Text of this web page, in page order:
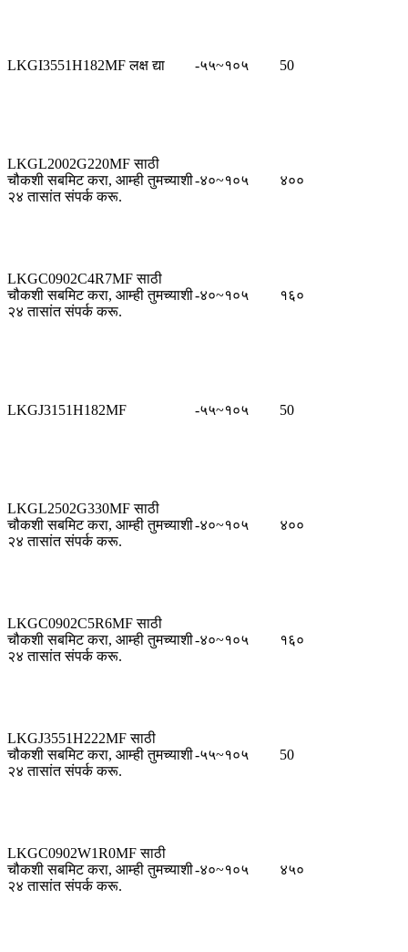
LKGI3551H182MF लक्ष द्या -५५~१०५ 50
LKGL2002G220MF साठी
चौकशी सबमिट करा, आम्ही तुमच्याशी
२४ तासांत संपर्क करू.
-४०~१०५ ४००
LKGC0902C4R7MF साठी
चौकशी सबमिट करा, आम्ही तुमच्याशी
२४ तासांत संपर्क करू.
-४०~१०५ १६०
LKGJ3151H182MF -५५~१०५ 50
LKGL2502G330MF साठी
चौकशी सबमिट करा, आम्ही तुमच्याशी
२४ तासांत संपर्क करू.
-४०~१०५ ४००
LKGC0902C5R6MF साठी
चौकशी सबमिट करा, आम्ही तुमच्याशी
२४ तासांत संपर्क करू.
-४०~१०५ १६०
LKGJ3551H222MF साठी
चौकशी सबमिट करा, आम्ही तुमच्याशी
२४ तासांत संपर्क करू.
-५५~१०५ 50
LKGC0902W1R0MF साठी
चौकशी सबमिट करा, आम्ही तुमच्याशी
२४ तासांत संपर्क करू.
-४०~१०५ ४५०